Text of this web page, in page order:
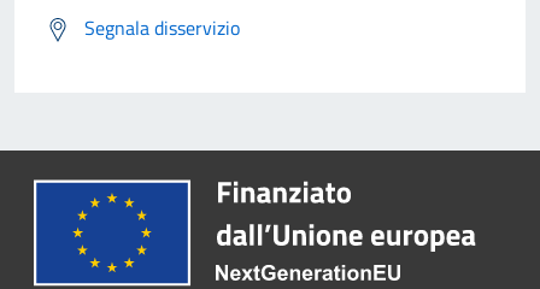
Segnala disservizio